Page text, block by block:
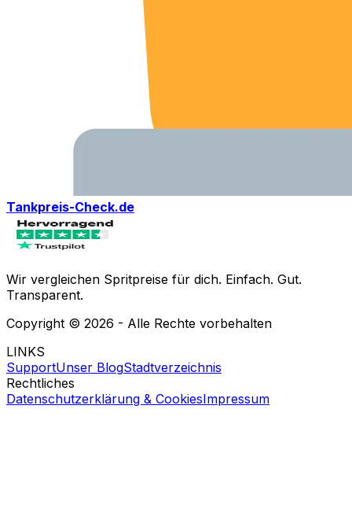
Tankpreis-Check.de
Wir vergleichen Spritpreise für dich. Einfach. Gut.
Transparent.
Copyright © 2026 - Alle Rechte vorbehalten
LINKS
SupportUnser BlogStadtverzeichnis
Rechtliches
Datenschutzerklärung & CookiesImpressum